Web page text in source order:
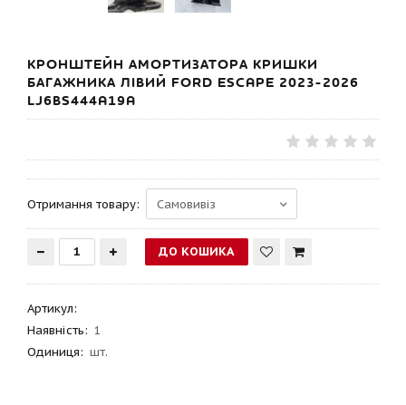
КРОНШТЕЙН АМОРТИЗАТОРА КРИШКИ
БАГАЖНИКА ЛІВИЙ FORD ESCAPE 2023-2026
LJ6BS444A19A
Отримання товару:
Артикул:
Наявність: 1
Одиниця: шт.